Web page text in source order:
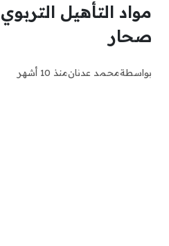
مواد التأهيل
صحار
بواسطةمحمد عدنانمنذ 10 أشهر